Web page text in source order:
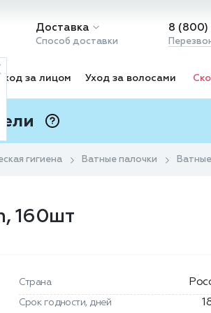
Доставка
Способ доставки
8 (800)
Уход за лицом Уход за волосами
гигиена Ватные палочки
160шт
Страна
Срок годности, дней